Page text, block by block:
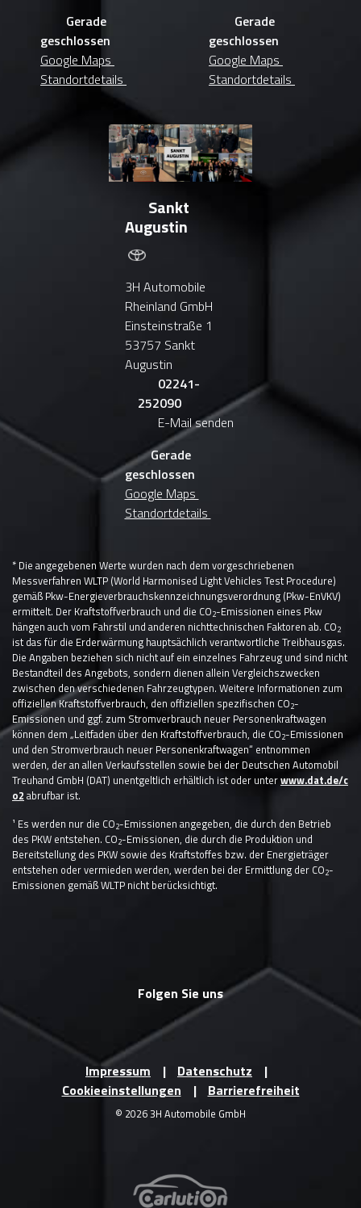
Gerade
geschlossen
Google Maps
Standortdetails
Gerade
geschlossen
Google Maps
Standortdetails
Sankt
Augustin
3H Automobile
Rheinland GmbH
Einsteinstraße 1
53757 Sankt
Augustin
02241-
252090
E-Mail senden
Gerade
geschlossen
Google Maps
Standortdetails
* Die angegebenen Werte wurden nach dem vorgeschriebenen
Messverfahren WLTP (World Harmonised Light Vehicles Test Procedure)
gemäß Pkw-Energieverbrauchskennzeichnungsverordnung (Pkw-EnVKV)
ermittelt. Der Kraftstoffverbrauch und die CO2-Emissionen eines Pkw
hängen auch vom Fahrstil und anderen nichttechnischen Faktoren ab. CO2
ist das für die Erderwärmung hauptsächlich verantwortliche Treibhausgas.
Die Angaben beziehen sich nicht auf ein einzelnes Fahrzeug und sind nicht
Bestandteil des Angebots, sondern dienen allein Vergleichszwecken
zwischen den verschiedenen Fahrzeugtypen. Weitere Informationen zum
offiziellen Kraftstoffverbrauch, den offiziellen spezifischen CO2-
Emissionen und ggf. zum Stromverbrauch neuer Personenkraftwagen
können dem „Leitfaden über den Kraftstoffverbrauch, die CO2-Emissionen
und den Stromverbrauch neuer Personenkraftwagen“ entnommen
werden, der an allen Verkaufsstellen sowie bei der Deutschen Automobil
Treuhand GmbH (DAT) unentgeltlich erhältlich ist oder unterwww.dat.de/c
o2 abrufbar ist.
¹ Es werden nur die CO2-Emissionen angegeben, die durch den Betrieb
des PKW entstehen. CO2-Emissionen, die durch die Produktion und
Bereitstellung des PKW sowie des Kraftstoffes bzw. der Energieträger
entstehen oder vermieden werden, werden bei der Ermittlung der CO2-
Emissionen gemäß WLTP nicht berücksichtigt.
Folgen Sie uns
Impressum
Datenschutz
Cookieeinstellungen
Barrierefreiheit
© 2026 3H Automobile GmbH